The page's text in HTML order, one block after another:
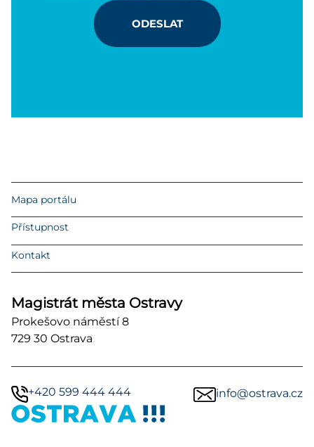
ODESLAT
Mapa portálu
Přístupnost
Kontakt
Magistrát města Ostravy
Prokešovo náměstí 8
729 30 Ostrava
+420 599 444 444 info@ostrava.cz